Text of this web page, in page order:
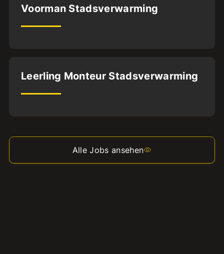
Almere
Voorman Stadsverwarming
Utrecht
Leerling Monteur Stadsverwarming
Alle Jobs ansehen